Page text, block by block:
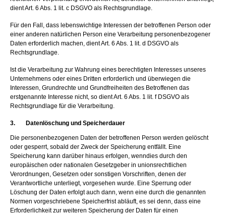
dient Art. 6 Abs. 1 lit. c DSGVO als Rechtsgrundlage.
Für den Fall, dass lebenswichtige Interessen der betroffenen Person oder
einer anderen natürlichen Person eine Verarbeitung personenbezogener
Daten erforderlich machen, dient Art. 6 Abs. 1 lit. d DSGVO als
Rechtsgrundlage.
Ist die Verarbeitung zur Wahrung eines berechtigten Interesses unseres
Unternehmens oder eines Dritten erforderlich und überwiegen die
Interessen, Grundrechte und Grundfreiheiten des Betroffenen das
erstgenannte Interesse nicht, so dient Art. 6 Abs. 1 lit. f DSGVO als
Rechtsgrundlage für die Verarbeitung.
3. Datenlöschung und Speicherdauer
Die personenbezogenen Daten der betroffenen Person werden gelöscht
oder gesperrt, sobald der Zweck der Speicherung entfällt. Eine
Speicherung kann darüber hinaus erfolgen, wenndies durch den
europäischen oder nationalen Gesetzgeber in unionsrechtlichen
Verordnungen, Gesetzen oder sonstigen Vorschriften, denen der
Verantwortliche unterliegt, vorgesehen wurde. Eine Sperrung oder
Löschung der Daten erfolgt auch dann, wenn eine durch die genannten
Normen vorgeschriebene Speicherfrist abläuft, es sei denn, dass eine
Erforderlichkeit zur weiteren Speicherung der Daten für einen